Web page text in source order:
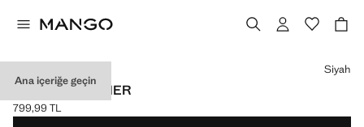
Ana içeriğe geçin
SUNI DERI KEMER
Güncel fiyat [799,99 TL ]
799,99 TL
Bir renk seçin
Siyah